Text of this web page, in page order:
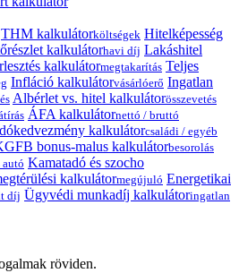
THM kalkulátorköltségek Hitelképesség
kalkulátorhavi díj Lakáshitel
kalkulátormegtakarítás Teljes
Infláció kalkulátorvásárlóerő Ingatlan
Albérlet vs. hitel kalkulátorösszevetés
ÁFA kalkulátornettó / bruttó
kalkulátorcsaládi / egyéb
bonus-malus kalkulátorbesorolás
autó Kamatadó és szocho
kalkulátormegújuló Energetikai
díj Ügyvédi munkadíj kalkulátoringatlan
röviden.